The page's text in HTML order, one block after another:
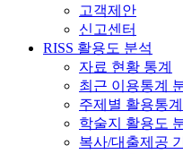
고객제안
신고센터
RISS 활용도 분석
자료 현황 통계
최근 이용통계
주제별 활용통
학술지 활용도
복사/대출제공